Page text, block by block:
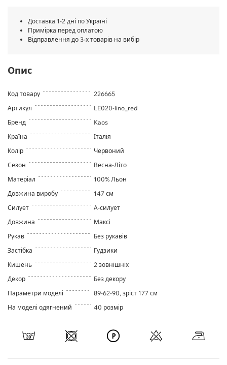
Доставка 1-2 дні по Україні
Примірка перед оплатою
Відправлення до 3-х товарів на вибір
Опис
Код товару
226665
Артикул
LE020-lino_red
Бренд
Kaos
Країна
Італія
Колір
Червоний
Сезон
Весна-Літо
Матеріал
100% Льон
Довжина виробу
147 см
Силует
А-силует
Довжина
Максі
Рукав
Без рукавів
Застібка
Гудзики
Кишень
2 зовнішніх
Декор
Без декору
Параметри моделі
89-62-90, зріст 177 см
На моделі одягнений
40 розмір